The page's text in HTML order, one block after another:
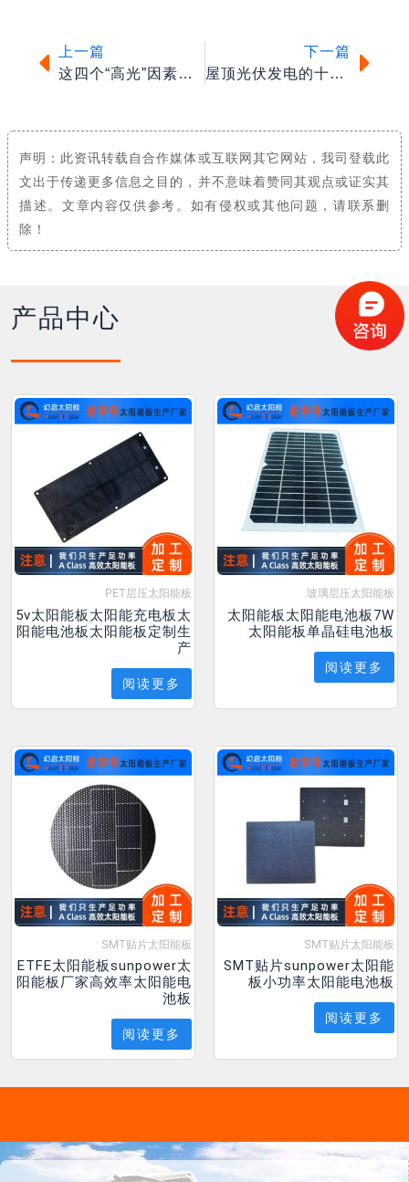
上一篇
这四个“高光”因素，让屋顶光伏备受瞩目
下一篇
屋顶光伏发电的十问十答
声明：此资讯转载自合作媒体或互联网其它网站，我司登载此
文出于传递更多信息之目的，并不意味着赞同其观点或证实其
描述。文章内容仅供参考。如有侵权或其他问题，请联系删
除！
产品中心
PET层压太阳能板
5v太阳能板太阳能充电板太
阳能电池板太阳能板定制生
产
阅读更多
玻璃层压太阳能板
太阳能板太阳能电池板7W
太阳能板单晶硅电池板
阅读更多
SMT贴片太阳能板
ETFE太阳能板sunpower太
阳能板厂家高效率太阳能电
池板
阅读更多
SMT贴片太阳能板
SMT贴片sunpower太阳能
板小功率太阳能电池板
阅读更多